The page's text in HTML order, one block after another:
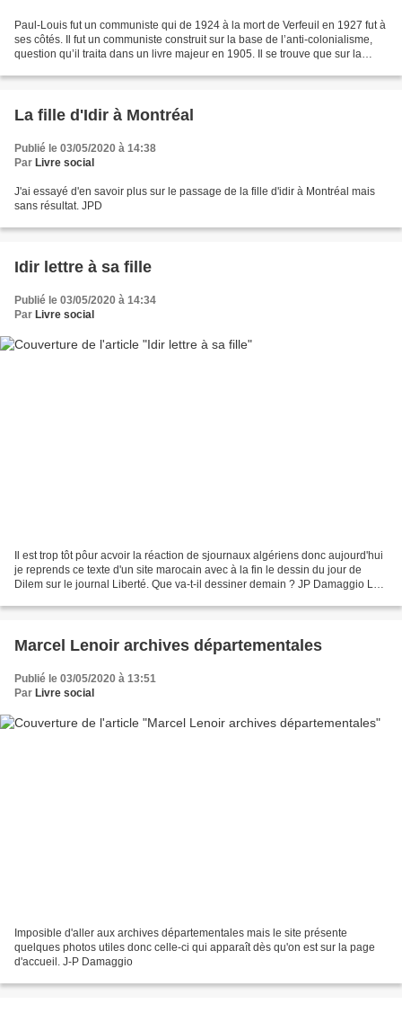
Paul-Louis fut un communiste qui de 1924 à la mort de Verfeuil en 1927 fut à
ses côtés. Il fut un communiste construit sur la base de l’anti-colonialisme,
question qu’il traita dans un livre majeur en 1905. Il se trouve que sur la
La fille d'Idir à Montréal
Publié le 03/05/2020 à 14:38
Par Livre social
J'ai essayé d'en savoir plus sur le passage de la fille d'idir à Montréal mais
sans résultat. JPD
Idir lettre à sa fille
Publié le 03/05/2020 à 14:34
Par Livre social
Il est trop tôt pôur acvoir la réaction de sjournaux algériens donc aujourd'hui
je reprends ce texte d'un site marocain avec à la fin le dessin du jour de
Dilem sur le journal Liberté. Que va-t-il dessiner demain ? JP Damaggio Le
Marcel Lenoir archives départementales
Publié le 03/05/2020 à 13:51
Par Livre social
Imposible d'aller aux archives départementales mais le site présente
quelques photos utiles donc celle-ci qui apparaît dès qu'on est sur la page
d'accueil. J-P Damaggio